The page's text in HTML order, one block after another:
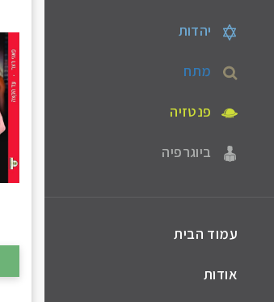
יהדות
מתח
פנטזיה
ביוגרפיה
עמוד הבית
אודות